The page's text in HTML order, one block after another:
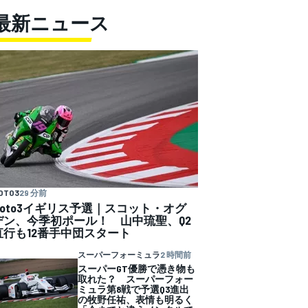
新ニュース
29 分前
イギリス予選｜スコット・オグ
ン、今季初ポール！ 山中琉聖、Q2
行も12番手中団スタート
スーパーフォーミュラ2 時間前
スーパーGT優勝で憑き物も
取れた？ スーパーフォー
ミュラ第8戦で予選Q3進出
の牧野任祐、表情も明るく